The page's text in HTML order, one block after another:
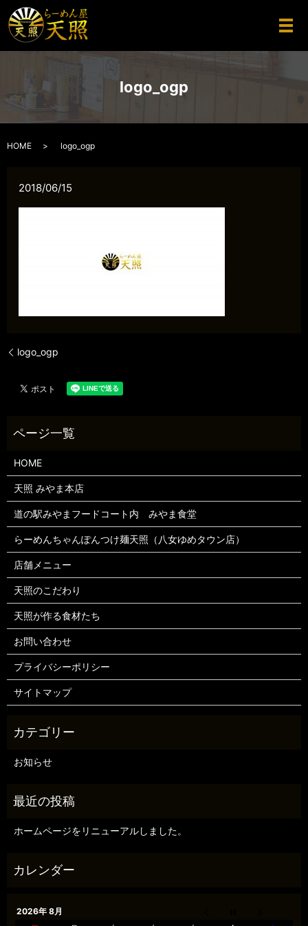
メ
logo_ogp
HOME logo_ogp
2018/06/15
logo_ogp
HOME
天照 みやま本店
道の駅みやまフードコート内 みやま食堂
らーめんちゃんぽんつけ麺天照（八女ゆめタウン店）
店舗メニュー
天照のこだわり
天照が作る食材たち
お問い合わせ
プライバシーポリシー
サイトマップ
お知らせ
ホームページをリニューアルしました。
2026年 8月